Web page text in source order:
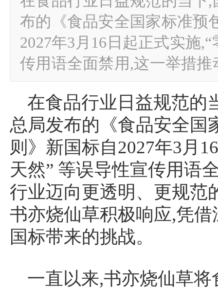
布的《食品安全国家标准预
2027年3月16日起正式实施
传用语全面禁用,这一举措
在食品行业日益规范的
总局发布的《食品安全国
则》新国标自2027年3月
天然” 等误导性宣传用语
行业迈向更透明、更规范
书亦烧仙草积极响应,凭
国标带来的挑战。
一直以来,书亦烧仙草